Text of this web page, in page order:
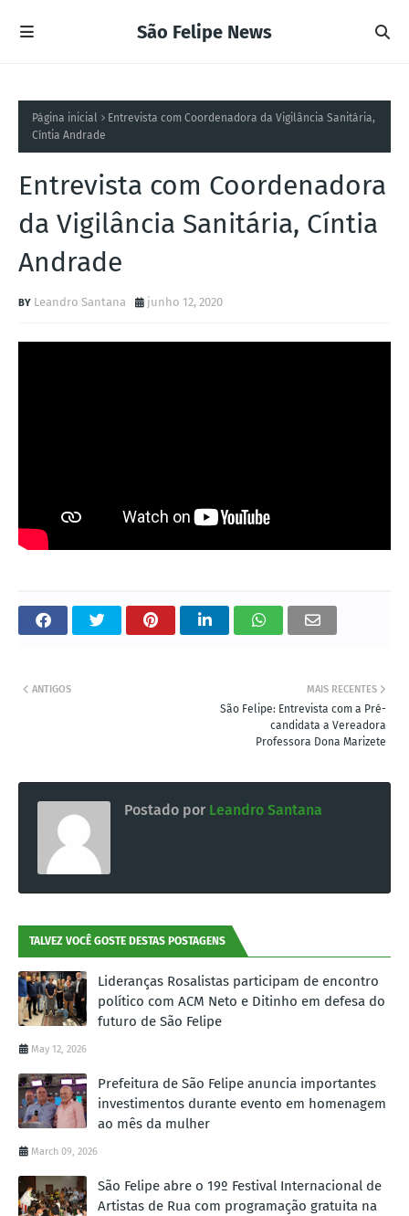
São Felipe News
Página inicial
Entrevista com Coordenadora da Vigilância Sanitária,
Cíntia Andrade
Entrevista com Coordenadora
da Vigilância Sanitária, Cíntia
Andrade
Leandro Santana junho 12, 2020
MAIS RECENTES
São Felipe: Entrevista com a Pré-
candidata a Vereadora
Professora Dona Marizete
ANTIGOS
Postado por Leandro Santana
TALVEZ VOCÊ GOSTE DESTAS POSTAGENS
Lideranças Rosalistas participam de encontro
político com ACM Neto e Ditinho em defesa do
futuro de São Felipe
May 12, 2026
Prefeitura de São Felipe anuncia importantes
investimentos durante evento em homenagem
ao mês da mulher
March 09, 2026
São Felipe abre o 19º Festival Internacional de
Artistas de Rua com programação gratuita na